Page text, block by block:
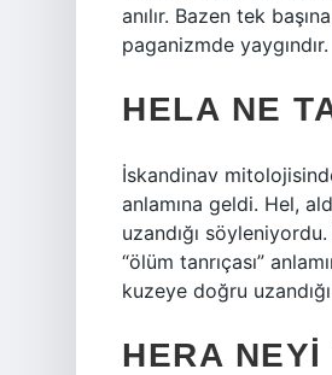
anılır. Bazen tek
paganizmde yaygındır.
HELA NE
İskandinav
anlamına geldi. Hel,
uzandığı
“ölüm tanrıçası”
kuzeye doğru
HERA